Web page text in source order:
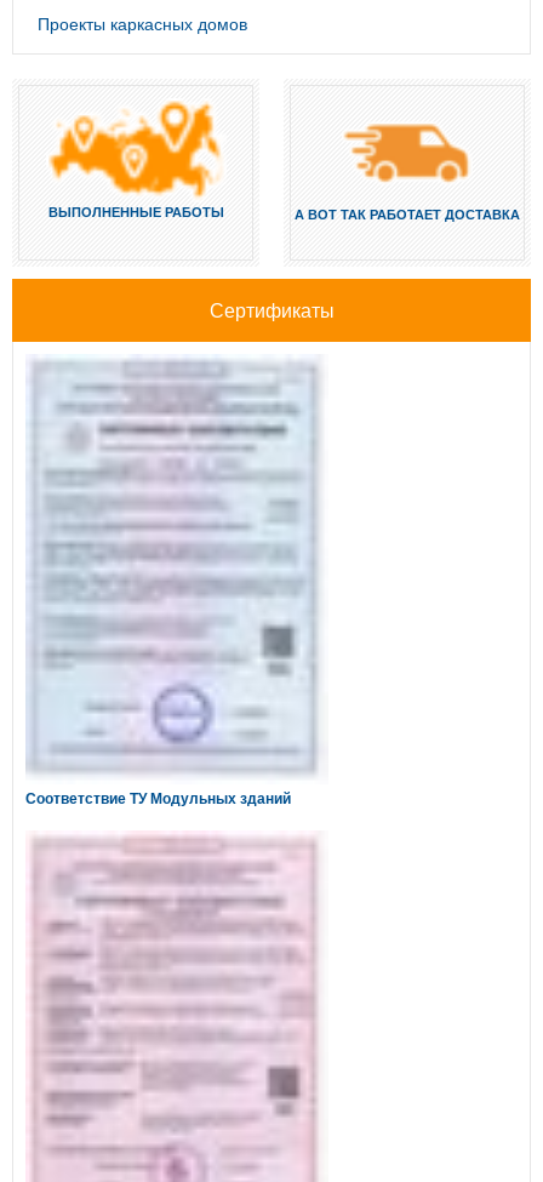
Проекты каркасных домов
ВЫПОЛНЕННЫЕ РАБОТЫ А ВОТ ТАК РАБОТАЕТ ДОСТАВКА
Сертификаты
Соответствие ТУ Модульных зданий